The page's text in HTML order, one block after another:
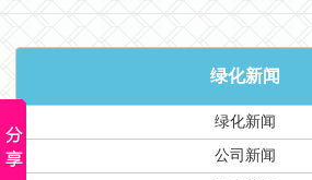
绿化新闻
绿化新闻
公司新闻